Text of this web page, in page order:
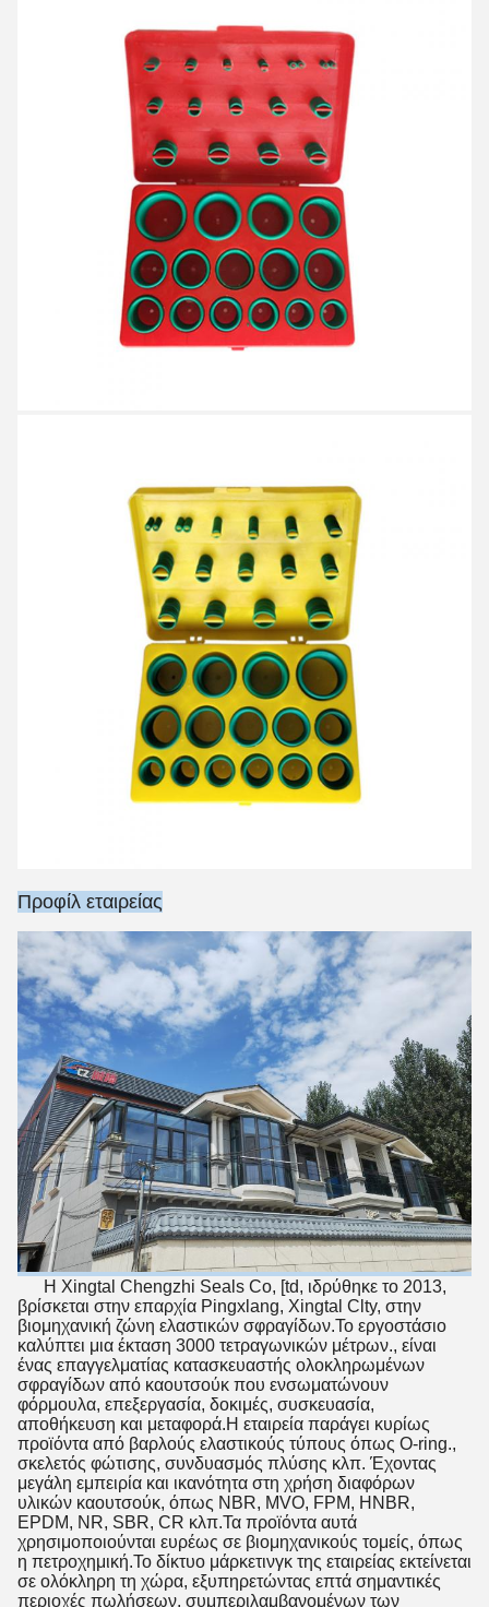
Προφίλ εταιρείας
Η Xingtal Chengzhi Seals Co, [td, ιδρύθηκε το 2013,
βρίσκεται στην επαρχία Pingxlang, Xingtal Clty, στην
βιομηχανική ζώνη ελαστικών σφραγίδων.Το εργοστάσιο
καλύπτει μια έκταση 3000 τετραγωνικών μέτρων., είναι
ένας επαγγελματίας κατασκευαστής ολοκληρωμένων
σφραγίδων από καουτσούκ που ενσωματώνουν
φόρμουλα, επεξεργασία, δοκιμές, συσκευασία,
αποθήκευση και μεταφορά.Η εταιρεία παράγει κυρίως
προϊόντα από βαρλούς ελαστικούς τύπους όπως O-ring.,
σκελετός φώτισης, συνδυασμός πλύσης κλπ. Έχοντας
μεγάλη εμπειρία και ικανότητα στη χρήση διαφόρων
υλικών καουτσούκ, όπως NBR, MVO, FPM, HNBR,
EPDM, NR, SBR, CR κλπ.Τα προϊόντα αυτά
χρησιμοποιούνται ευρέως σε βιομηχανικούς τομείς, όπως
η πετροχημική.Το δίκτυο μάρκετινγκ της εταιρείας εκτείνεται
σε ολόκληρη τη χώρα, εξυπηρετώντας επτά σημαντικές
περιοχές πωλήσεων, συμπεριλαμβανομένων των